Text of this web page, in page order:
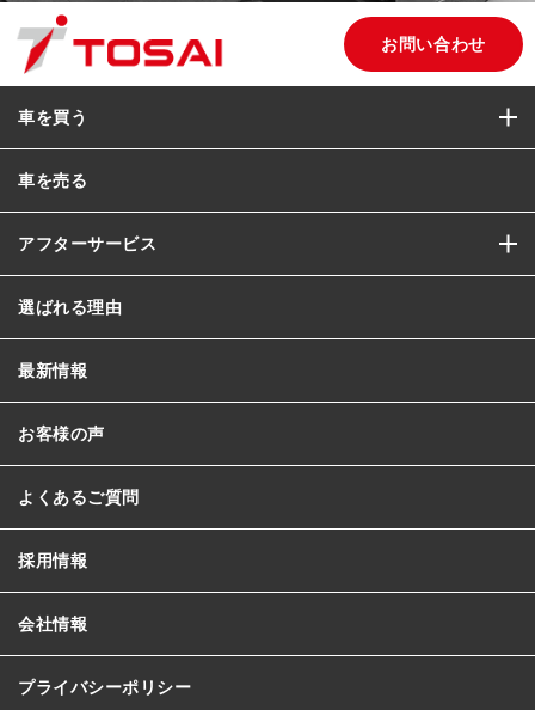
お問い合わせ
車を買う
車を売る
アフターサービス
選ばれる理由
最新情報
お客様の声
よくあるご質問
採用情報
会社情報
プライバシーポリシー